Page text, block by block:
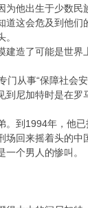
他出生于少数民
这会危及到他们
建造了可能是世界
从事“保障社会
到尼加特时是在罗
。到1994年，他
场回来摇着头的中
个男人的惨叫。